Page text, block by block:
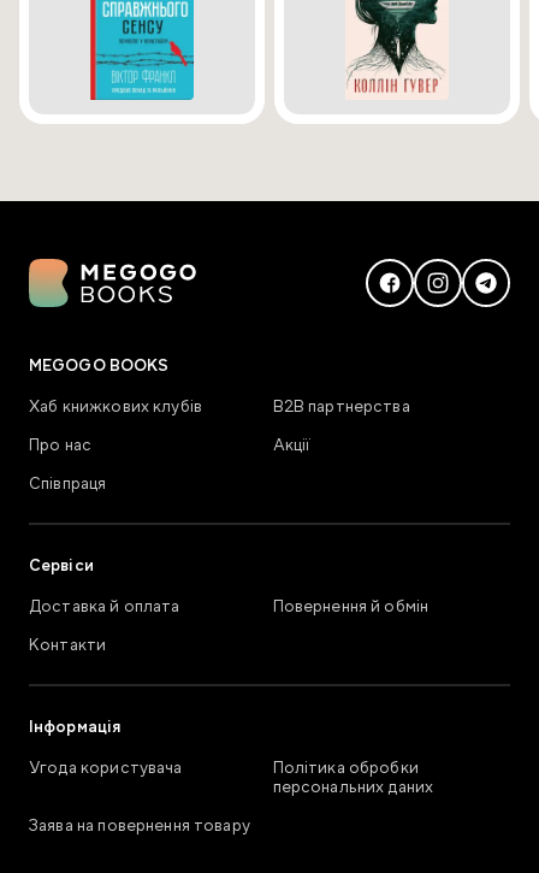
MEGOGO BOOKS
Хаб книжкових клубів
В2В партнерства
Про нас
Акції
Співпраця
Сервіси
Доставка й оплата
Повернення й обмін
Контакти
Інформація
Угода користувача
Політика обробки
персональних даних
Заява на повернення товару